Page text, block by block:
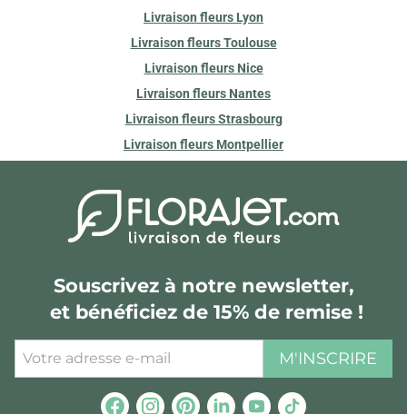
Livraison fleurs Lyon
Livraison fleurs Toulouse
Livraison fleurs Nice
Livraison fleurs Nantes
Livraison fleurs Strasbourg
Livraison fleurs Montpellier
Souscrivez à notre newsletter,
et bénéficiez de 15% de remise !
M'INSCRIRE